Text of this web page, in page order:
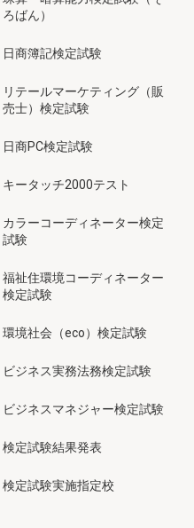
ろばん）
日商簿記検定試験
リテールマーケティング（販
売士）検定試験
日商PC検定試験
キータッチ2000テスト
カラーコーディネーター検定
試験
福祉住環境コーディネーター
検定試験
環境社会（eco）検定試験
ビジネス実務法務検定試験
ビジネスマネジャー検定試験
検定試験結果発表
検定試験実施指定校